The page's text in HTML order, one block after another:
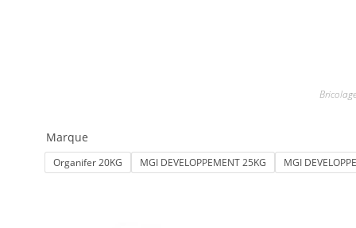
Marque
Organifer 20KG MGI DEVELOPPEMENT 25KG MGI